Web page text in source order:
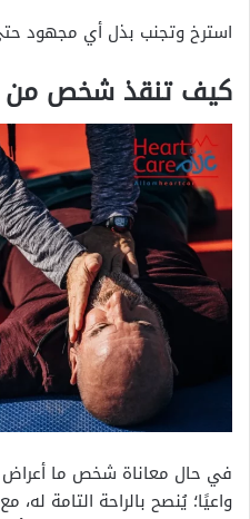
استرخ وتجنب بذل أي مجهود
كيف تنقذ شخص من
في حال معاناة شخص ما أعراض
واعيًا؛ يُنصح بالراحة التامة